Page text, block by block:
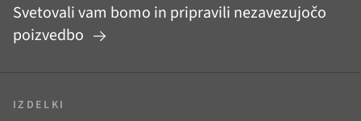
Svetovali vam bomo in pripravili nezavezujočo
poizvedbo
IZDELKI